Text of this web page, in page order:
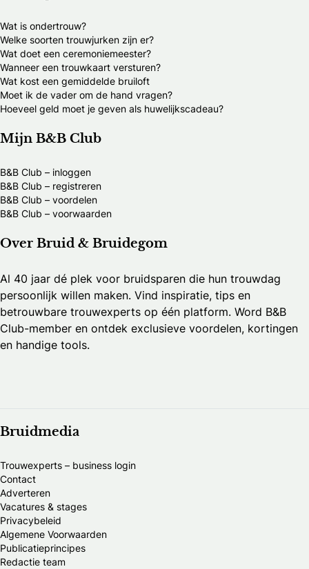
Wat is ondertrouw?
Welke soorten trouwjurken zijn er?
Wat doet een ceremoniemeester?
Wanneer een trouwkaart versturen?
Wat kost een gemiddelde bruiloft
Moet ik de vader om de hand vragen?
Hoeveel geld moet je geven als huwelijkscadeau?
Mijn B&B Club
B&B Club – inloggen
B&B Club – registreren
B&B Club – voordelen
B&B Club – voorwaarden
Over Bruid & Bruidegom
Al 40 jaar dé plek voor bruidsparen die hun trouwdag
persoonlijk willen maken. Vind inspiratie, tips en
betrouwbare trouwexperts op één platform. Word B&B
Club-member en ontdek exclusieve voordelen, kortingen
en handige tools.
Bruidmedia
Trouwexperts – business login
Contact
Adverteren
Vacatures & stages
Privacybeleid
Algemene Voorwaarden
Publicatieprincipes
Redactie team